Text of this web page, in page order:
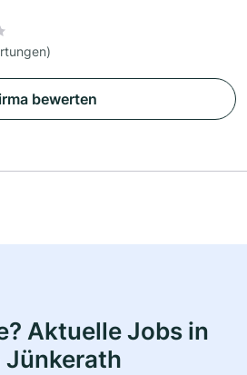
bewerten
Aktuelle Jobs in
Jünkerath